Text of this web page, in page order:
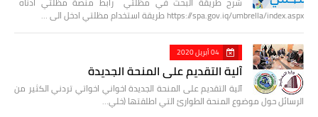
https://spa.gov.iq/umbrella/index.aspx طريقة استخدام مظلتي ادخل الى …
04 أبريل 2020
آلية التقديم على المنحة الجديدة
آلية التقديم على المنحة الجديدة اخواني اخواتي تردني الكثير من
الرسائل حول موضوع المنحة الطوارئ التي اطلقتها (خلي…